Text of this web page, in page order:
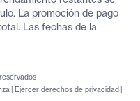
La promoción de pago
Las fechas de la
| Ejercer derechos de privacidad |